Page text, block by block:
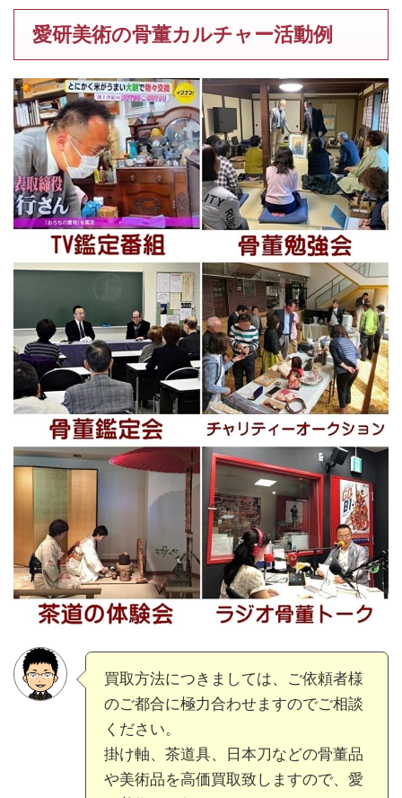
愛研美術の骨董カルチャー活動例
買取方法につきましては、ご依頼者様
のご都合に極力合わせますのでご相談
ください。
掛け軸、茶道具、日本刀などの骨董品
や美術品を高価買取致しますので、愛